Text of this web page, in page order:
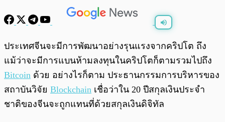
พร้อมเล่น 0:00 / 0:00
ประเทศจีนจะมีการพัฒนาอย่างรุนแรงจากคริปโต ถึง
แม้ว่าจะมีการแบนห้ามลงทุนในคริปโตก็ตามรวมไปถึง
Bitcoin ด้วย อย่างไรก็ตาม ประธานกรรมการบริหารของ
สถาบันวิจัย Blockchain เชื่อว่าใน 20 ปีสกุลเงินประจำ
ชาติของจีนจะถูกแทนที่ด้วยสกุลเงินดิจิทัล